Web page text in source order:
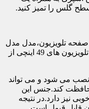
گلس را تمیز کنید.
تلویزیون،مدل مدل
sp-49 است که می توان از آن برای تمامی تلویزیون های 49 اینچی از
نصب می شود و می تواند
کند.جنس این
نیز دارد.در نتیجه